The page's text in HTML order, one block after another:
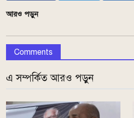
আরও পড়ুন
Comments
এ সম্পর্কিত আরও পড়ুন